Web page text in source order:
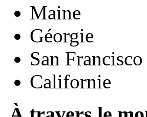
Maine
Géorgie
San Francisco
Californie